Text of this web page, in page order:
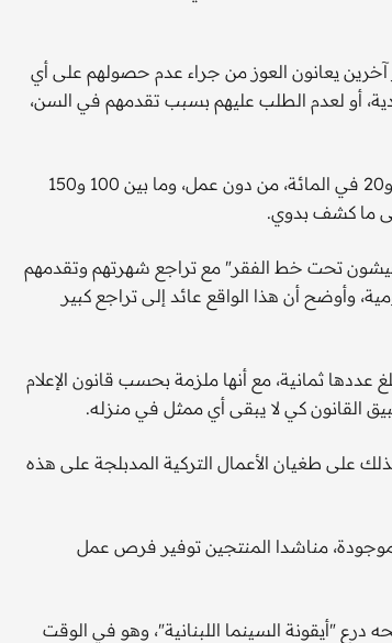
يعانون العوز من جراء عدم حصولهم على أي
أو لعدم الطلب عليهم بسبب تقدمهم في السن،
ومن بين نحو 700 فنان منتسبين إلى نقابة الممثلين، ثمة "نسبة تراوح بين 15 و20 في المائة، من دون عمل، وما بين 100 و150
ما كشف بدوي.
حفلة خصص ريعها لـ"نحو 100 ممثل لبناني يعيشون تحت خط الفقر" مع تراجع شهرتهم وتقدمهم
وأوضح أن هذا الواقع عائد إلى تراجع كبير
عددها ثمانية، مع أنها ملزمة بحسب قانون الإعلام
القانون كي لا يبقى أي ممثل في منزله.
على طغيان الأعمال التركية المدبلجة على هذه
مناشدا المنتجين توفير فرص عمل
درع "أيقونة السينما اللبنانية"، وهو في الوقت